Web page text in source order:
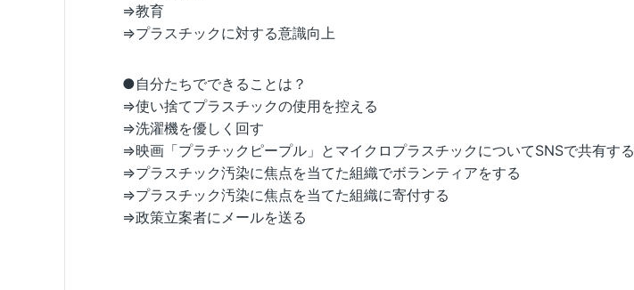
⇒教育
⇒プラスチックに対する意識向上
●自分たちでできることは？
⇒使い捨てプラスチックの使用を控える
⇒洗濯機を優しく回す
⇒映画「プラチックピープル」とマイクロプラスチックについてSNSで共有する
⇒プラスチック汚染に焦点を当てた組織でボランティアをする
⇒プラスチック汚染に焦点を当てた組織に寄付する
⇒政策立案者にメールを送る